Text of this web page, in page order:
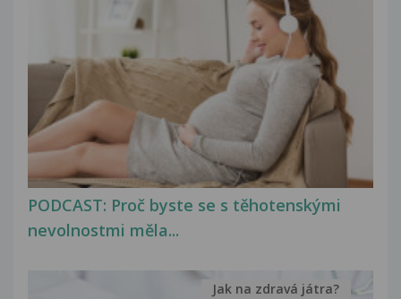
PODCAST: Proč byste se s těhotenskými
nevolnostmi měla...
Jak na zdravá játra?